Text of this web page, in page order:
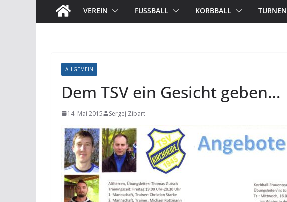
VEREIN FUSSBALL KORBBALL TURNEN
ALLGEMEIN
Dem TSV ein Gesicht geben…
14. Mai 2015 Sergej Zibart